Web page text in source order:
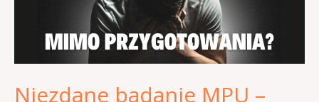
Niezdane badanie MPU –
przygotowania?